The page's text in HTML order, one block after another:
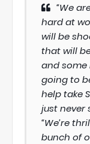
“We
hard at
will be
that will
and some
going to
help take
just never
“We’re
bunch of